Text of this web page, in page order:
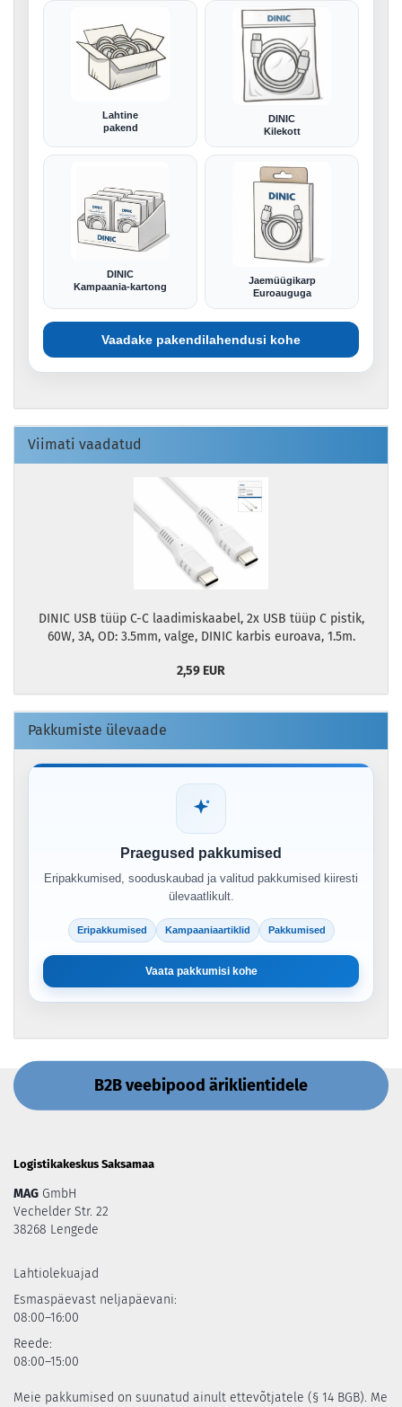
Lahtine
pakend
DINIC
Kilekott
DINIC
Kampaania-kartong
Jaemüügikarp
Euroauguga
Vaadake pakendilahendusi kohe
Viimati vaadatud
DINIC USB tüüp C-C laadimiskaabel, 2x USB tüüp C pistik,
60W, 3A, OD: 3.5mm, valge, DINIC karbis euroava, 1.5m.
2,59 EUR
Pakkumiste ülevaade
Praegused pakkumised
Eripakkumised, sooduskaubad ja valitud pakkumised kiiresti
ülevaatlikult.
Eripakkumised Kampaaniaartiklid Pakkumised
Vaata pakkumisi kohe
B2B veebipood äriklientidele
Logistikakeskus Saksamaa
MAG GmbH
Vechelder Str. 22
38268 Lengede
Lahtiolekuajad
Esmaspäevast neljapäevani:
08:00–16:00
Reede:
08:00–15:00
Meie pakkumised on suunatud ainult ettevõtjatele (§ 14 BGB). Me